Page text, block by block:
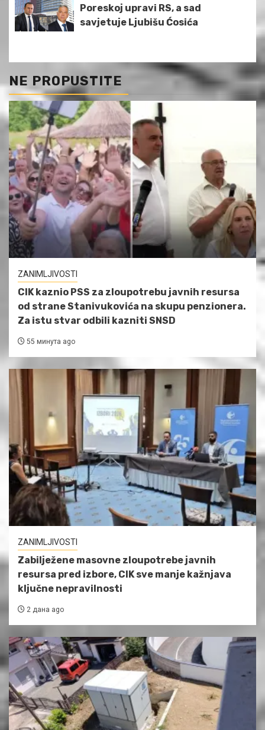
Poreskoj upravi RS, a sad
savjetuje Ljubišu Ćosića
NE PROPUSTITE
ZANIMLJIVOSTI
CIK kaznio PSS za zloupotrebu javnih resursa
od strane Stanivukovića na skupu penzionera.
Za istu stvar odbili kazniti SNSD
55 минута ago
ZANIMLJIVOSTI
Zabilježene masovne zloupotrebe javnih
resursa pred izbore, CIK sve manje kažnjava
ključne nepravilnosti
2 дана ago